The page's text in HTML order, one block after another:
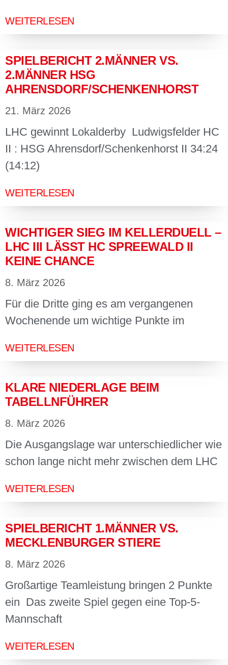
WEITERLESEN
SPIELBERICHT 2.MÄNNER VS.
2.MÄNNER HSG
AHRENSDORF/SCHENKENHORST
21. März 2026
LHC gewinnt Lokalderby Ludwigsfelder HC
II : HSG Ahrensdorf/Schenkenhorst II 34:24
(14:12)
WEITERLESEN
WICHTIGER SIEG IM KELLERDUELL –
LHC III LÄSST HC SPREEWALD II
KEINE CHANCE
8. März 2026
Für die Dritte ging es am vergangenen
Wochenende um wichtige Punkte im
WEITERLESEN
KLARE NIEDERLAGE BEIM
TABELLNFÜHRER
8. März 2026
Die Ausgangslage war unterschiedlicher wie
schon lange nicht mehr zwischen dem LHC
WEITERLESEN
SPIELBERICHT 1.MÄNNER VS.
MECKLENBURGER STIERE
8. März 2026
Großartige Teamleistung bringen 2 Punkte
ein Das zweite Spiel gegen eine Top-5-
Mannschaft
WEITERLESEN